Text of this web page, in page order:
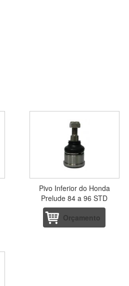
Pivo Inferior do Honda
Prelude 84 a 96 STD
Orçamento